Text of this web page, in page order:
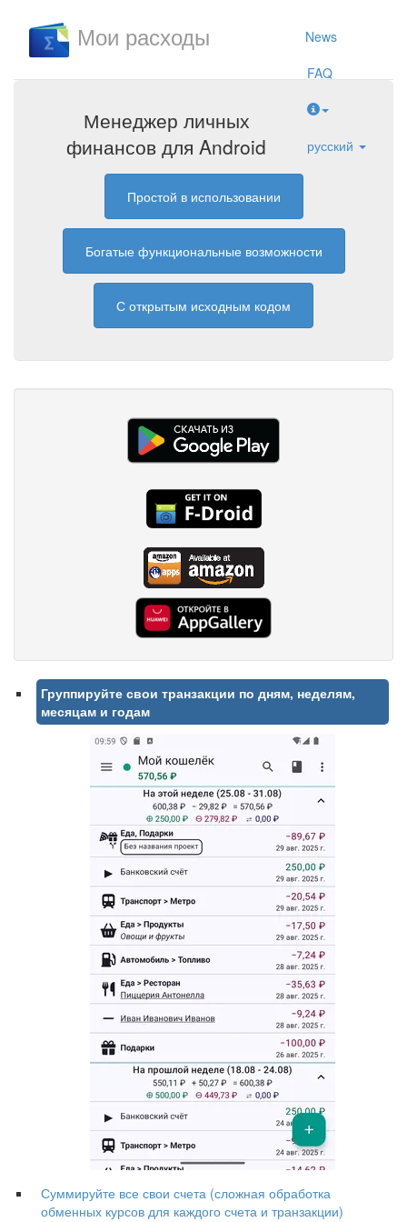
News
FAQ
русский
Мои расходы
Менеджер личных
финансов для Android
Простой в использовании
Богатые функциональные возможности
С открытым исходным кодом
Группируйте свои транзакции по дням, неделям,
месяцам и годам
Суммируйте все свои счета (сложная обработка
обменных курсов для каждого счета и транзакции)